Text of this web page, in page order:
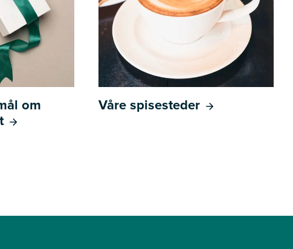
om
Våre spisesteder